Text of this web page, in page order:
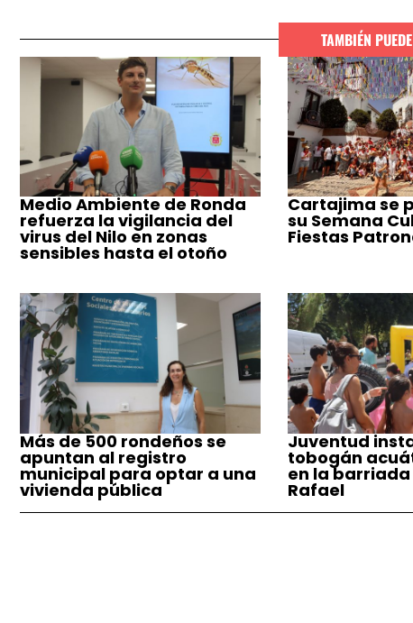
TAMBIÉN
Medio Ambiente de Ronda
refuerza la vigilancia del
virus del Nilo en zonas
sensibles hasta el otoño
Cartajima se
su Semana
Fiestas
Más de 500 rondeños se
apuntan al registro
municipal para optar a una
vivienda pública
Juventud
tobogán
en la barriada
Rafael